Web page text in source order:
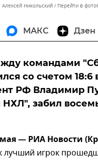
Никольский Перейти в
МАКС Дзен
командами
со счетом
РФ Владимир
забил
— РИА Новости
лучший игрок